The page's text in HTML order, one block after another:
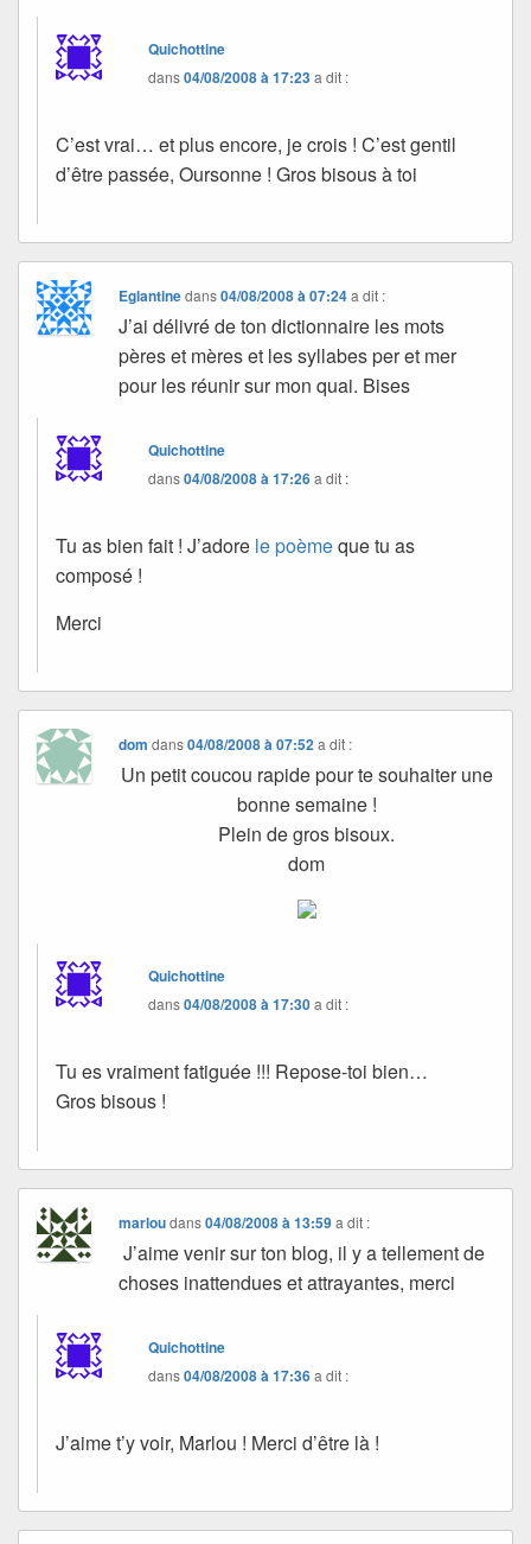
Quichottine
dans04/08/2008 à 17:23a dit :
C’est vrai… et plus encore, je crois ! C’est gentil
d’être passée, Oursonne ! Gros bisous à toi
Eglantinedans04/08/2008 à 07:24 a dit :
J’ai délivré de ton dictionnaire les mots
pères et mères et les syllabes per et mer
pour les réunir sur mon quai. Bises
Quichottine
dans04/08/2008 à 17:26a dit :
Tu as bien fait ! J’adore le poèmeque tu as
composé !
Merci
dom dans04/08/2008 à 07:52 a dit :
Un petit coucou rapide pour te souhaiter une
bonne semaine !
Plein de gros bisoux.
dom
Quichottine
dans04/08/2008 à 17:30a dit :
Tu es vraiment fatiguée !!! Repose-toi bien…
Gros bisous !
marloudans04/08/2008 à 13:59 a dit :
J’aime venir sur ton blog, il y a tellement de
choses inattendues et attrayantes, merci
Quichottine
dans04/08/2008 à 17:36a dit :
J’aime t’y voir, Marlou ! Merci d’être là !